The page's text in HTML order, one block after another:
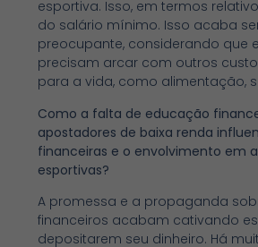
esportiva. Isso, em termos
do salário mínimo. Isso acaba
preocupante, considerando que
precisam arcar com outros
para a vida, como alimentação,
Como a falta de educação
apostadores de baixa renda
financeiras e o envolvimento em
esportivas?
A promessa e a propaganda
financeiros acabam cativando
depositarem seu dinheiro. Há